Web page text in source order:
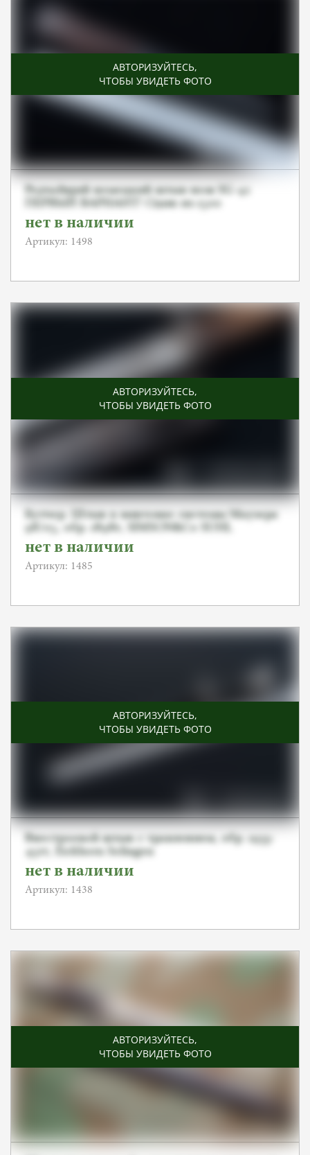
АВТОРИЗУЙТЕСЬ,
ЧТОБЫ УВИДЕТЬ ФОТО
Редчайший немецкий штык-нож SG-42
ПЕРВЫЙ ВАРИАНТ! Один из 1500
нет в наличии
Артикул: 1498
АВТОРИЗУЙТЕСЬ,
ЧТОБЫ УВИДЕТЬ ФОТО
Бутчер. Штык к винтовке системы Маузера
98/05, обр. 1898г, SIMSON&Co SUHL
нет в наличии
Артикул: 1485
АВТОРИЗУЙТЕСЬ,
ЧТОБЫ УВИДЕТЬ ФОТО
Внестроевой штык с травлением, обр. 1933-
45гг, Eickhorn Solingen
нет в наличии
Артикул: 1438
АВТОРИЗУЙТЕСЬ,
ЧТОБЫ УВИДЕТЬ ФОТО